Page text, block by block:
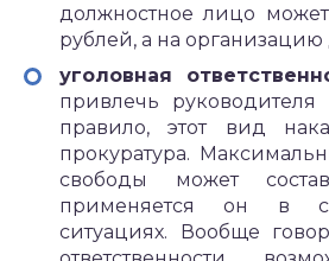
должностное лицо может
рублей, а на организацию
уголовная
привлечь
правило, этот вид
прокуратура.
свободы может
применяется он в
ситуациях. Вообще